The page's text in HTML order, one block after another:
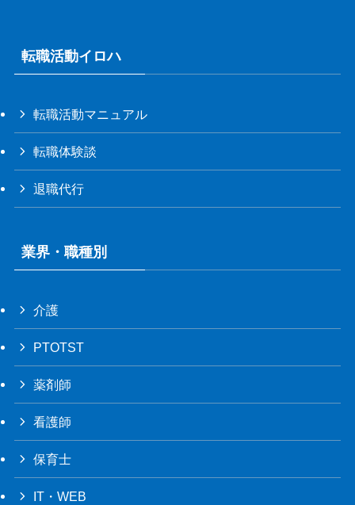
転職活動イロハ
転職活動マニュアル
転職体験談
退職代行
業界・職種別
介護
PTOTST
薬剤師
看護師
保育士
IT・WEB